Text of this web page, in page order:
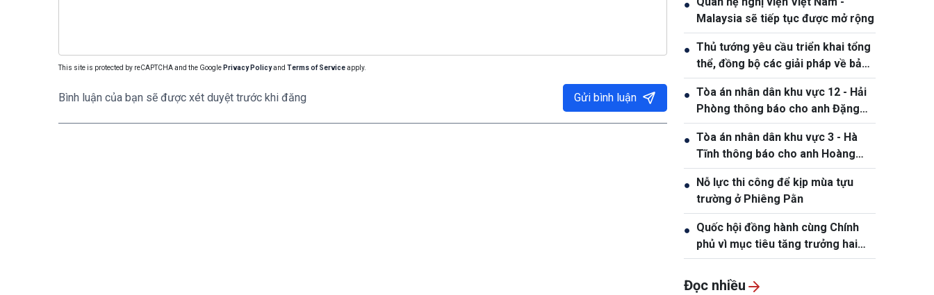
This site is protected by reCAPTCHA and the Google Privacy Policyand Terms of Serviceapply.
Bình luận của bạn sẽ được xét duyệt trước khi đăng Gửi bình luận
●
Malaysia sẽ tiếp tục được mở rộng
● Thủ tướng yêu cầu triển khai tổng
thể, đồng bộ các giải pháp về bảo
đảm an ninh mạng
● Tòa án nhân dân khu vực 12 - Hải
Phòng thông báo cho anh Đặng
Hồng Tiệp, sinh ngày 20/5/1989
● Tòa án nhân dân khu vực 3 - Hà
Tĩnh thông báo cho anh Hoàng
Phan Anh, sinh năm 1980
● Nỗ lực thi công để kịp mùa tựu
trường ở Phiêng Pằn
● Quốc hội đồng hành cùng Chính
phủ vì mục tiêu tăng trưởng hai
con số
Đọc nhiều